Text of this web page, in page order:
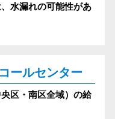
水漏れの可能性があ
ールセンター
区・南区全域）の給